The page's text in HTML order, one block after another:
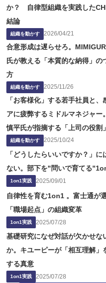
か？ 自律型組織を実践した
結論
組織を動かす 2026/04/21
合意形成は遅らせろ。
氏が教える「本質的な納得」の
方
組織を動かす 2025/11/26
「お客様化」する若手社員と、
アに疲弊するミドルマネジャー
慎平氏が指摘する「上司の役割
題点
組織を動かす 2025/10/24
「どうしたらいいですか？」に
ない。部下を"問いで育てる
1on1実践 2025/09/01
自律性を育む1on1 。富士通が
「職場起点」の組織変革
1on1実践 2025/07/28
基礎研究になぜ対話が欠かせな
か。キユーピーが「相互理解」
する真意
1on1実践 2025/07/28